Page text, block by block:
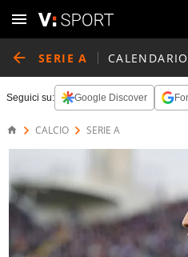
SERIE A CALENDARIO
Seguici su: Google Discover
CALCIO SERIE A